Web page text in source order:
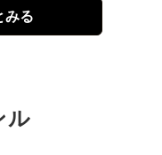
みる
ル